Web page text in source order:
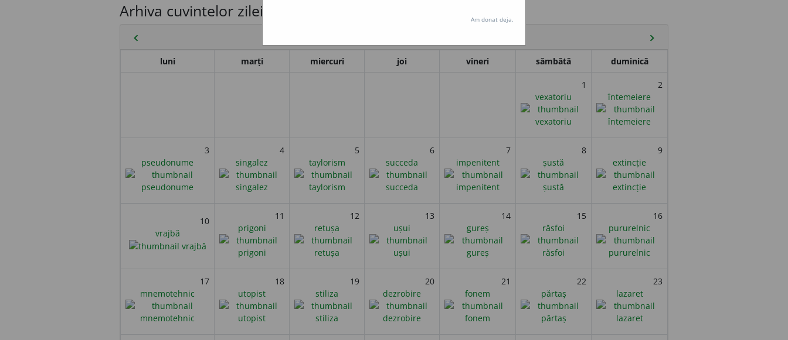
Arhiva cuvintelor zilei
chevron_left chevron_right
luni marți miercuri joi vineri sâmbătă duminică
1
vexatoriu
2
întemeiere
3
pseudonume
4
singalez
5
taylorism
6
succeda
7
impenitent
8
șustă
9
extincție
10
vrajbă
11
prigoni
12
retușa
13
ușui
14
gureș
15
răsfoi
16
pururelnic
17
mnemotehnic
18
utopist
19
stiliza
20
dezrobire
21
fonem
22
părtaș
23
lazaret
Am donat deja.